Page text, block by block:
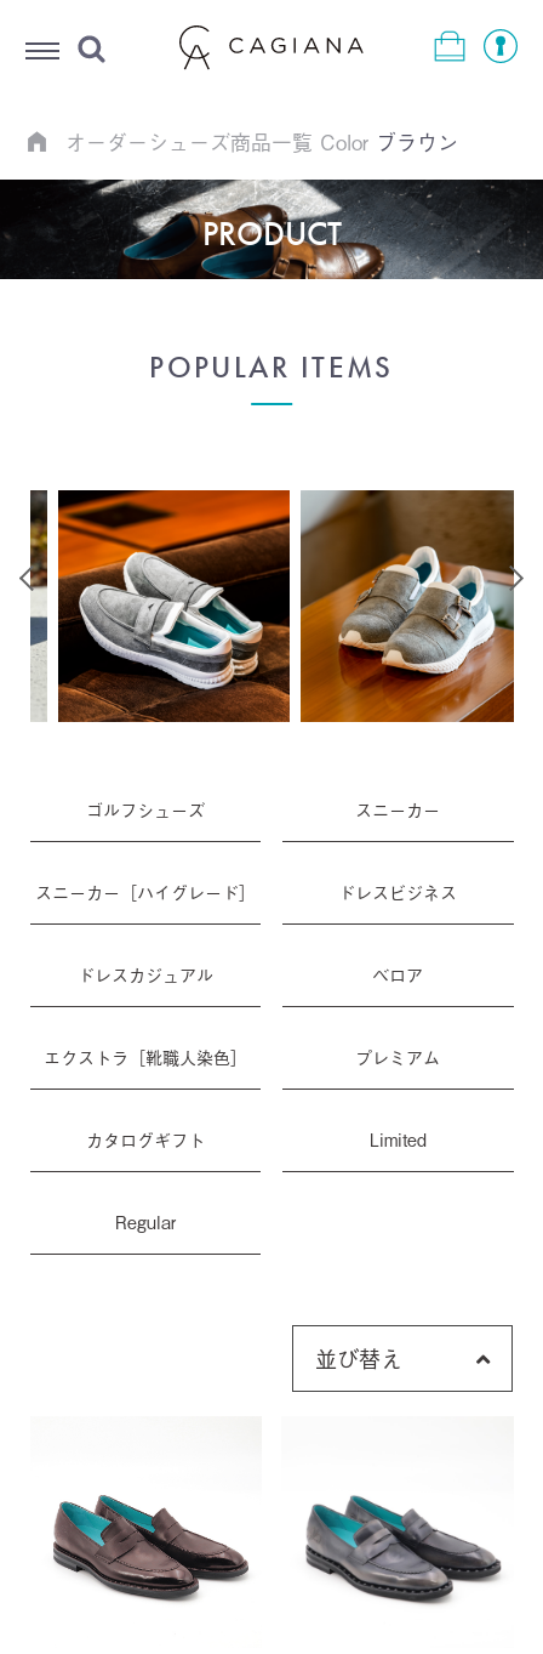
Menu
オーダーシューズ商品一覧 Color ブラウン
PRODUCT
POPULAR ITEMS
ゴルフシューズ スニーカー
スニーカー［ハイグレード］ ドレスビジネス
ドレスカジュアル ベロア
エクストラ［靴職人染色］ プレミアム
カタログギフト Limited
Regular
並び替え